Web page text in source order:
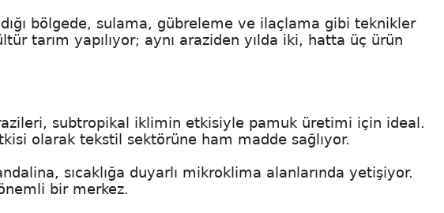
bölgede, sulama, gübreleme ve ilaçlama gibi teknikler
tarım yapılıyor; aynı araziden yılda iki, hatta üç ürün
subtropikal iklimin etkisiyle pamuk üretimi için ideal.
olarak tekstil sektörüne ham madde sağlıyor.
sıcaklığa duyarlı mikroklima alanlarında yetişiyor.
bir merkez.